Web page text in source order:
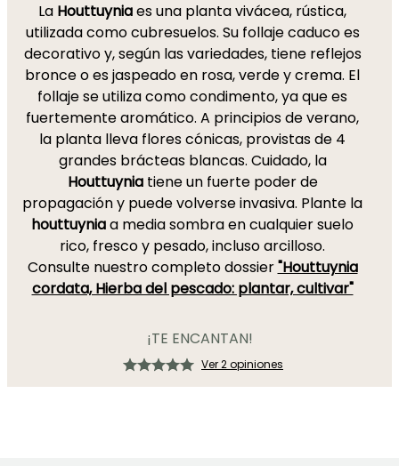
La Houttuyniaes una planta vivácea, rústica,
utilizada como cubresuelos. Su follaje caduco es
decorativo y, según las variedades, tiene reflejos
bronce o es jaspeado en rosa, verde y crema. El
follaje se utiliza como condimento, ya que es
fuertemente aromático. A principios de verano,
la planta lleva flores cónicas, provistas de 4
grandes brácteas blancas. Cuidado, la
Houttuyniatiene un fuerte poder de
propagación y puede volverse invasiva. Plante la
houttuyniaa media sombra en cualquier suelo
rico, fresco y pesado, incluso arcilloso.
Consulte nuestro completo dossier"Houttuynia
cordata, Hierba del pescado: plantar, cultivar"
¡TE ENCANTAN!
Ver 2 opiniones